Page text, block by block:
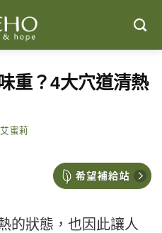
重？4大穴道清熱
艾蜜莉
的狀態，也因此讓人